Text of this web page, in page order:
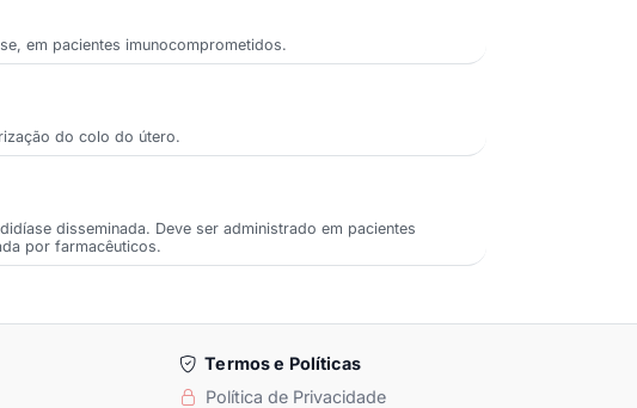
em pacientes imunocomprometidos.
do colo do útero.
disseminada. Deve ser administrado em pacientes
por farmacêuticos.
Termos e Políticas
Política de Privacidade